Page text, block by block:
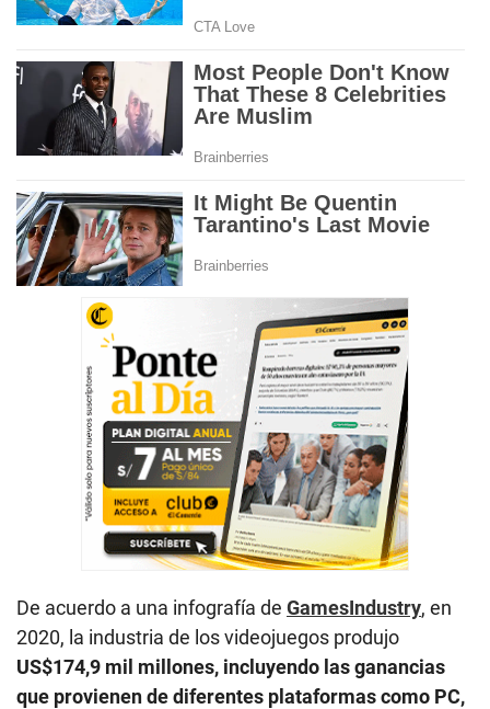
De acuerdo a una infografía de GamesIndustry, en
2020, la industria de los videojuegos produjo
US$174,9 mil millones, incluyendo las ganancias
que provienen de diferentes plataformas como PC,